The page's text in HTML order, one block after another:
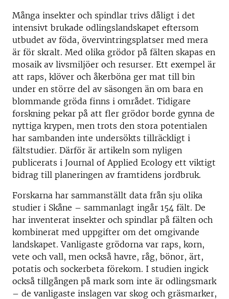
Många insekter och spindlar trivs dåligt i det
intensivt brukade odlingslandskapet eftersom
utbudet av föda, övervintringsplatser med mera
är för skralt. Med olika grödor på fälten skapas en
mosaik av livsmiljöer och resurser. Ett exempel är
att raps, klöver och åkerböna ger mat till bin
under en större del av säsongen än om bara en
blommande gröda finns i området. Tidigare
forskning pekar på att fler grödor borde gynna de
nyttiga krypen, men trots den stora potentialen
har sambanden inte undersökts tillräckligt i
fältstudier. Därför är artikeln som nyligen
publicerats i Journal of Applied Ecology ett viktigt
bidrag till planeringen av framtidens jordbruk.
Forskarna har sammanställt data från sju olika
studier i Skåne – sammanlagt ingår 154 fält. De
har inventerat insekter och spindlar på fälten och
kombinerat med uppgifter om det omgivande
landskapet. Vanligaste grödorna var raps, korn,
vete och vall, men också havre, råg, bönor, ärt,
potatis och sockerbeta förekom. I studien ingick
också tillgången på mark som inte är odlingsmark
– de vanligaste inslagen var skog och gräsmarker,